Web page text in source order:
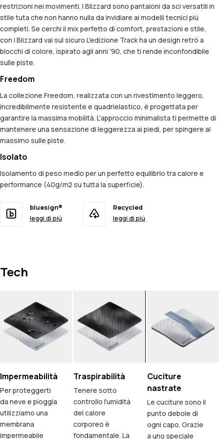
restrizioni nei movimenti. I Blizzard sono pantaloni da sci versatili in
stile tuta che non hanno nulla da invidiare ai modelli tecnici più
completi. Se cerchi il mix perfetto di comfort, prestazioni e stile,
con i Blizzard vai sul sicuro.L'edizione Track ha un design retró a
blocchi di colore, ispirato agli anni '90, che ti rende inconfondibile
sulle piste.
Freedom
La collezione Freedom, realizzata con un rivestimento leggero,
incredibilmente resistente e quadrielastico, è progettata per
garantire la massima mobilità. L'approccio minimalista ti permette di
mantenere una sensazione di leggerezza ai piedi, per spingere al
massimo sulle piste.
Isolato
Isolamento di peso medio per un perfetto equilibrio tra calore e
performance (40g/m2 su tutta la superficie).
bluesign®
leggi di piú
Recycled
leggi di piú
Tech
Impermeabilità
Per proteggerti
da neve e pioggia
utilizziamo una
membrana
impermeabile
Traspirabilità
Tenere sotto
controllo l'umidità
del calore
corporeo è
fondamentale. La
Cuciture
nastrate
Le cuciture sono il
punto debole di
ogni capo. Grazie
a uno speciale